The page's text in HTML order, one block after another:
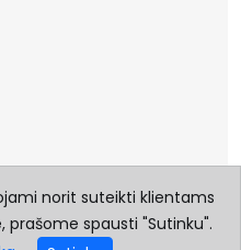
Batukai.eu
norit suteikti klientams
prašome spausti "Sutinku".